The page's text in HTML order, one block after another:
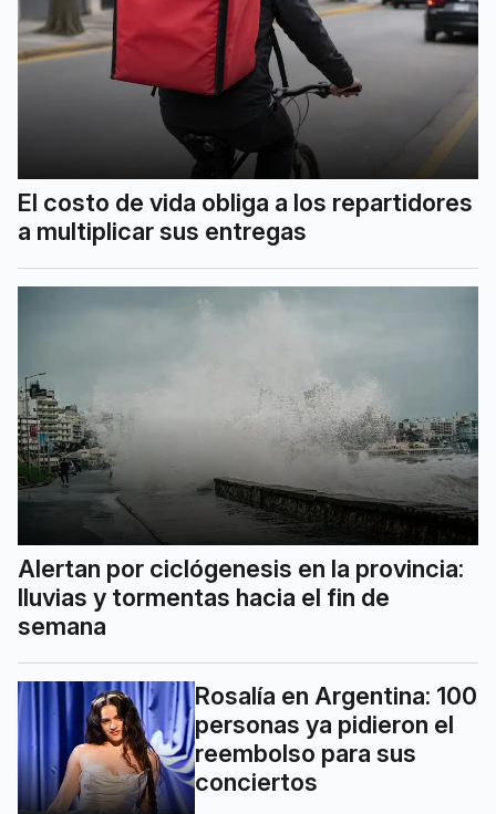
El costo de vida obliga a los repartidores
a multiplicar sus entregas
Alertan por ciclógenesis en la provincia:
lluvias y tormentas hacia el fin de
semana
Rosalía en Argentina: 100
personas ya pidieron el
reembolso para sus
conciertos